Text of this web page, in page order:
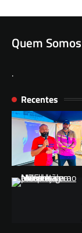
Quem Somos
.
Recentes